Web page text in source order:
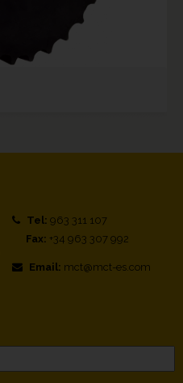
Tel: 963 311 107
Fax: +34 963 307 992
Email: mct@mct-es.com